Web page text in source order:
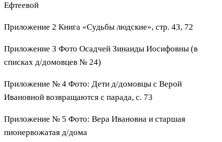
Ефтеевой
Приложение 2 Книга «Судьбы людские», стр. 43, 72
Приложение 3 Фото Осадчей Зинаиды Иосифовны (в
списках д/домовцев № 24)
Приложение № 4 Фото: Дети д/домовцы с Верой
Ивановной возвращаются с парада, с. 73
Приложение № 5 Фото: Вера Ивановна и старшая
пионервожатая д/дома